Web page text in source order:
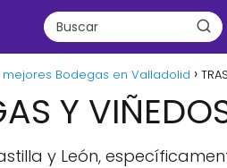
mejores Bodegas en Valladolid
Y
y León,